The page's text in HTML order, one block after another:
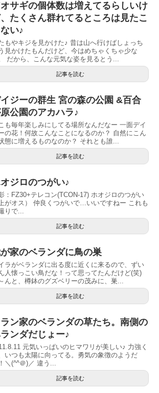
サギの個体数は増えてるらしいけ
、たくさん群れてるところは見たこ
い♪
もやキジを見かけた♪ 昔は山へ行けばしょっち
見かけたもんだけど、今はめちゃくちゃ少な
だから、こんな元気な姿を見るとう...
記事を読む
ジーの群生 宮の森の公園 &百合
公園のアカハラ♪
も毎年楽しみにしてる場所なんだなー 一面デイ
の花！何故こんなことになるのか？ 自然にこん
態に増えるものなのか？ それとも誰...
記事を読む
ジロのつがい♪
：FZ30+テレコン(TCON-17) ホオジロのつがい
上がオス） 仲良くつがいで…いいですねー これも
りで...
記事を読む
家のベランダに鳥の巣
ラがベランダに出る度に近くに来るので、ずい
人懐っこい鳥だな！って思ってたんだけど(笑)
んと、樽鉢のグズベリーの茂みに、巣...
記事を読む
ン家のベランダの草たち。南側の
ンダだじょー♪
元気いっぱいのヒマワリが美しい♪ 力強く
いつも太陽に向ってる。勇気の象徴のようだ
＼(^^＠)／ 違う...
記事を読む